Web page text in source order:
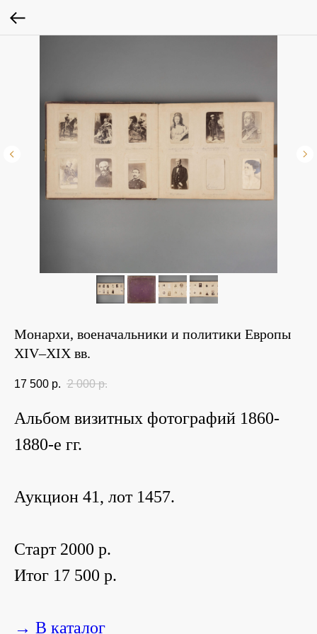
Монархи, военачальники и политики Европы
XIV–XIX вв.
17 500 р. 2 000 р.
Альбом визитных фотографий 1860-
1880-е гг.
Аукцион 41, лот 1457.
Старт 2000 р.
Итог 17 500 р.
→ В каталог